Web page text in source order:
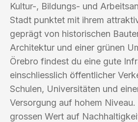
Kultur-, Bildungs- und
Stadt punktet mit ihrem
geprägt von historischen
Architektur und einer grünen
Örebro findest du eine gute
einschliesslich öffentlicher
Schulen, Universitäten und
Versorgung auf hohem
grossen Wert auf